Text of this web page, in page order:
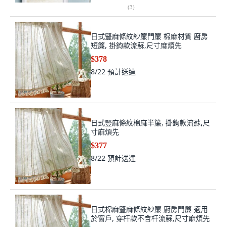
(3)
日式豎麻條紋紗簾門簾 棉麻材質 廚房
短簾, 掛鉤款流蘇,尺寸麻煩先
$378
8/22 預計送達
日式豎麻條紋棉麻半簾, 掛鉤款流蘇,尺
寸麻煩先
$377
8/22 預計送達
日式棉麻豎麻條紋紗簾 廚房門簾 適用
於窗戶, 穿杆款不含杆流蘇,尺寸麻煩先